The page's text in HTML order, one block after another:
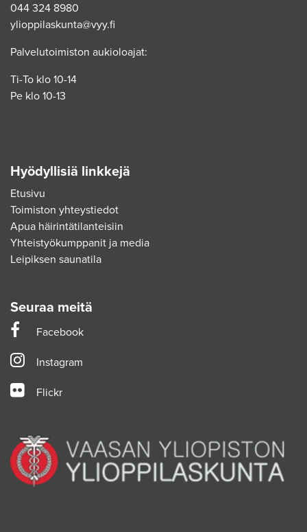
044 324 8980
ylioppilaskunta@vyy.fi
Palvelutoimiston aukioloajat:
Ti-To klo 10-14
Pe klo 10-13
Hyödyllisiä linkkejä
Etusivu
Toimiston yhteystiedot
Apua häirintätilanteisiin
Yhteistyökumppanit ja media
Leipiksen saunatila
Seuraa meitä
Facebook
Instagram
Flickr